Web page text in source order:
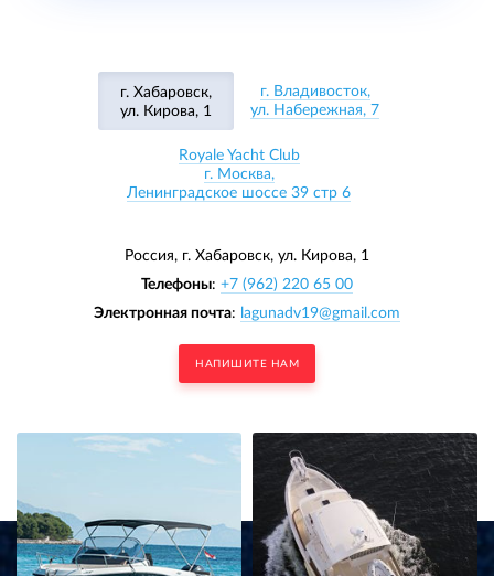
г. Хабаровск,
ул. Кирова, 1
г. Владивосток,
ул. Набережная, 7
Royale Yacht Club
г. Москва,
Ленинградское шоссе 39 стр 6
Россия, г. Хабаровск, ул. Кирова, 1
Телефоны: +7 (962) 220 65 00
Электронная почта: lagunadv19@gmail.com
НАПИШИТЕ НАМ